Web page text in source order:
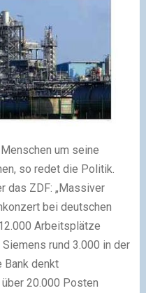
um seine
so redet die Politik.
das ZDF: „Massiver
bei deutschen
Arbeitsplätze
rund 3.000 in der
Bank denkt
20.000 Posten